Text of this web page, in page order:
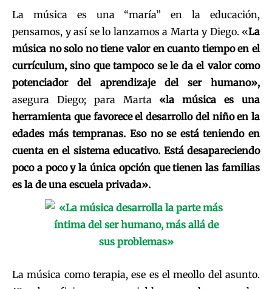
La música es una “maría” en la educación,
pensamos, y así se lo lanzamos a Marta y Diego. «La
música no solo no tiene valor en cuanto tiempo en el
currículum, sino que tampoco se le da el valor como
potenciador del aprendizaje del ser humano»,
asegura Diego; para Marta «la música es una
herramienta que favorece el desarrollo del niño en la
edades más tempranas. Eso no se está teniendo en
cuenta en el sistema educativo. Está desapareciendo
poco a poco y la única opción que tienen las familias
es la de una escuela privada».
La música como terapia, ese es el meollo del asunto.